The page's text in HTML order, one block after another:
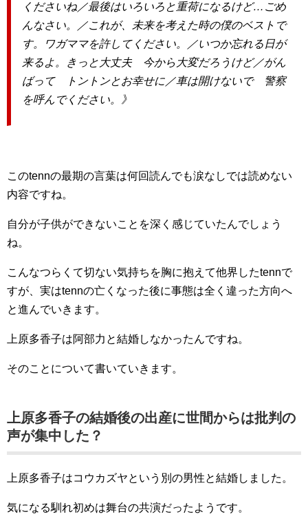
くださいね／最後はいろいろと重荷になるけど…ごめ
んなさい。／これが、未来を考えた時の僕のベストで
す。ワガママを許してください。／いつか忘れる日が
来るよ。きっと大丈夫 今から大変だろうけど／がん
ばって トントンとお幸せに／車は開けないで 警察
を呼んでください。》
このtennの最期の言葉は何回読んでも涙なしでは読めない
内容ですね。
自分が子供ができないことを深く感じていたんでしょう
ね。
こんなつらくて切ない気持ちを胸に抱えて他界したtennで
すが、実はtennの亡くなった後に事態は全く違った方向へ
と進んでいきます。
上原多香子は阿部力と結婚しなかったんですね。
そのことについて書いていきます。
上原多香子の結婚後の出産に世間からは批判の
声が集中した？
上原多香子はコウカズヤという別の男性と結婚しました。
気になる馴れ初めは舞台の共演だったようです。